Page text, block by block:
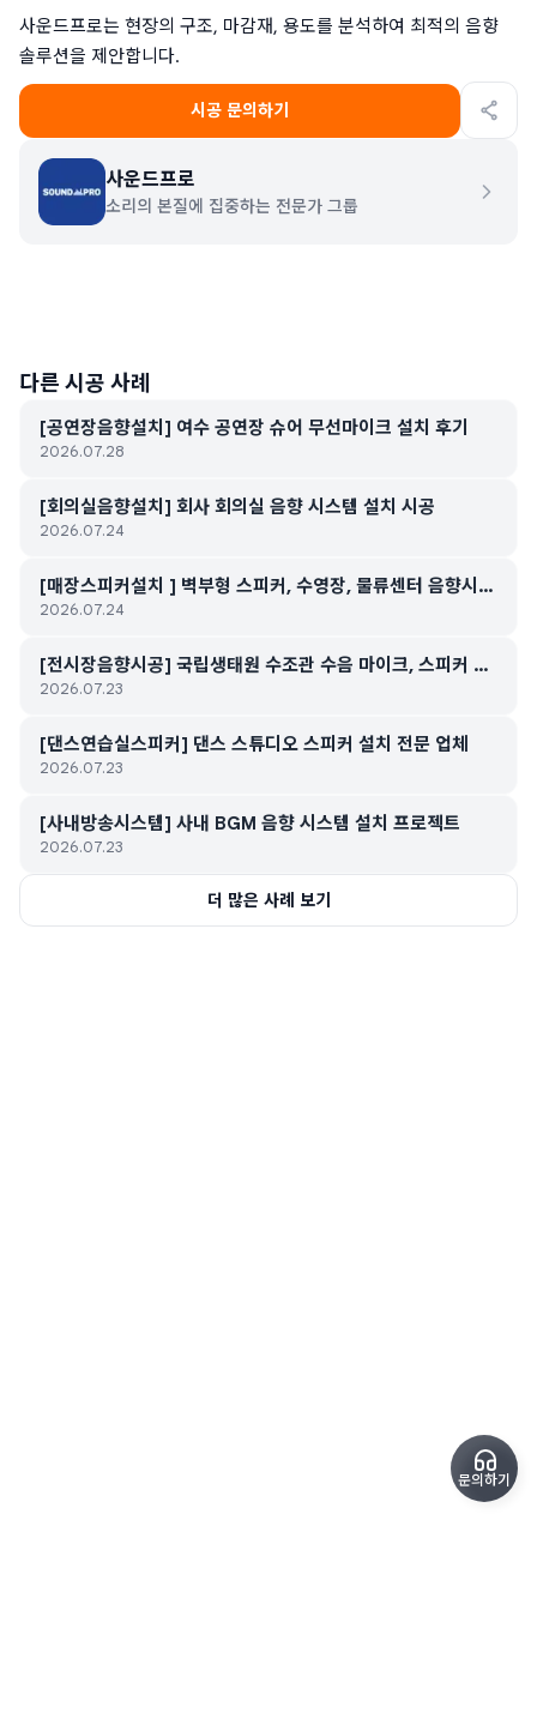
사운드프로는 현장의 구조, 마감재, 용도를 분석하여 최적의 음향
솔루션을 제안합니다.
시공 문의하기
사운드프로
소리의 본질에 집중하는 전문가 그룹
다른 시공 사례
[공연장음향설치] 여수 공연장 슈어 무선마이크 설치 후기
2026.07.28
[회의실음향설치] 회사 회의실 음향 시스템 설치 시공
2026.07.24
[매장스피커설치 ] 벽부형 스피커, 수영장, 물류센터 음향시스
템 스피커 무선 마이크 설치
2026.07.24
[전시장음향시공] 국립생태원 수조관 수음 마이크, 스피커 설
치
2026.07.23
[댄스연습실스피커] 댄스 스튜디오 스피커 설치 전문 업체
2026.07.23
[사내방송시스템] 사내 BGM 음향 시스템 설치 프로젝트
2026.07.23
더 많은 사례 보기
문의하기